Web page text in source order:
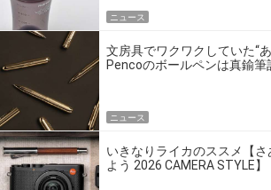
ニュース
文房具でワクワクしていた“
Pencoのボールペンは真鍮
ニュース
いきなりライカのススメ【
よう 2026 CAMERA STYLE】